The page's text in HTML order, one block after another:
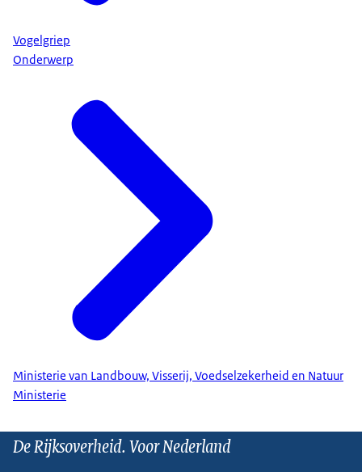
Vogelgriep
Onderwerp
Ministerie van Landbouw, Visserij, Voedselzekerheid en Natuur
Ministerie
De Rijksoverheid. Voor Nederland